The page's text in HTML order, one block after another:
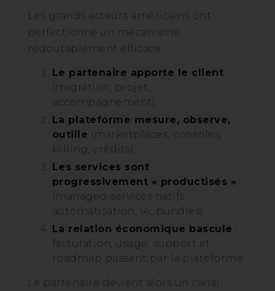
Les grands acteurs américains ont
perfectionné un mécanisme
redoutablement efficace :
Le partenaire apporte le client
(migration, projet,
accompagnement).
La plateforme mesure, observe,
outille (marketplaces, consoles,
billing, crédits).
Les services sont
progressivement « productisés »
(managed services natifs,
automatisation, IA, bundles).
La relation économique bascule :
facturation, usage, support et
roadmap passent par la plateforme.
Le partenaire devient alors un canal